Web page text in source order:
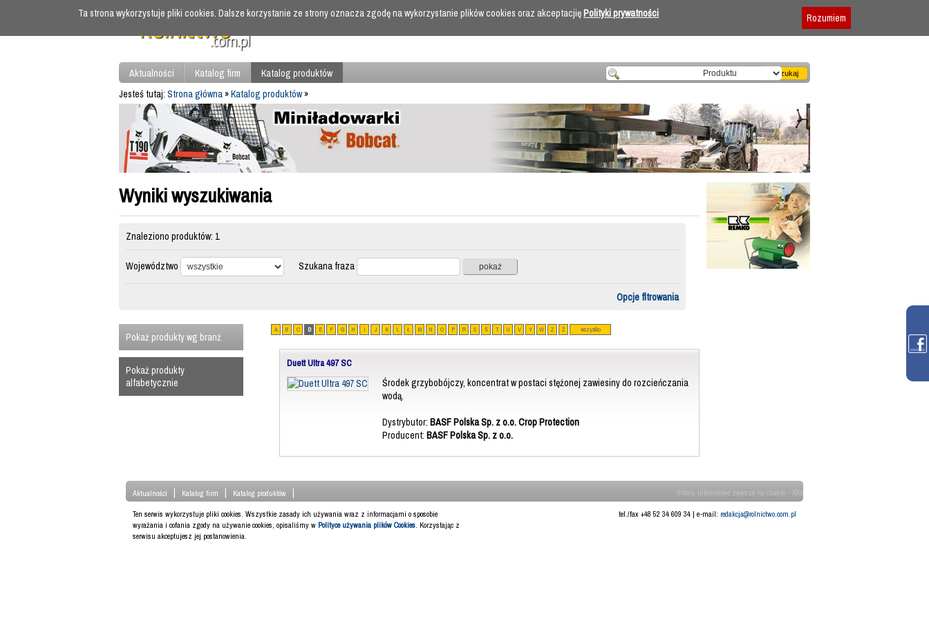
Regulamin
Aktualności Katalog firm
Katalog produktów
Jesteś tutaj: Strona główna»Katalog produktów»
Wyniki wyszukiwania
Znaleziono produktów: 1
Województwo Szukana fraza
Opcje fltrowania
Pokaż produkty wg branż
Pokaż produkty
alfabetycznie
A B C D E F G H I J K L Ł M N O P R S Ś T U V Y W Z Ż wszystko
Duett Ultra 497 SC
Środek grzybobójczy, koncentrat w postaci stężonej zawiesiny do rozcieńczania
wodą.
Dystrybutor: BASF Polska Sp. z o.o. Crop Protection
Producent: BASF Polska Sp. z o.o.
Aktualności | Katalog firm | Katalog produktów | Strony internetowe zawsze na czasie - ATcom
Ten serwis wykorzystuje pliki cookies. Wszystkie zasady ich używania wraz z informacjami o sposobie
wyrażania i cofania zgody na używanie cookies, opisaliśmy w Polityce używania plików Cookies. Korzystając z
serwisu akceptujesz jej postanowienia.
tel./fax +48 52 34 609 34 | e-mail: redakcja@rolnictwo.com.pl
Ta strona wykorzystuje pliki cookies. Dalsze korzystanie ze strony oznacza zgodę na wykorzystanie plików cookies oraz akceptacjięPolityki prywatności Rozumiem